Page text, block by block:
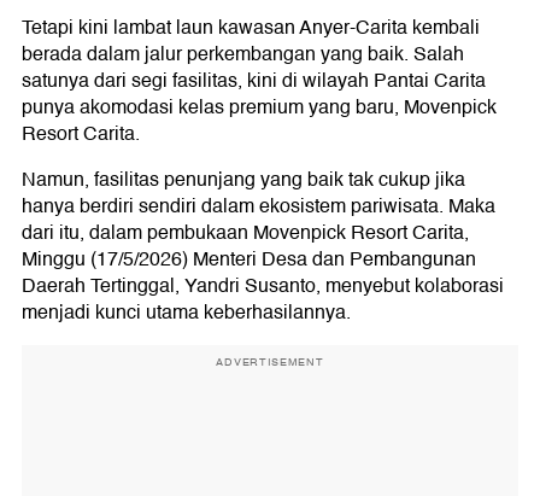
Tetapi kini lambat laun kawasan Anyer-Carita kembali
berada dalam jalur perkembangan yang baik. Salah
satunya dari segi fasilitas, kini di wilayah Pantai Carita
punya akomodasi kelas premium yang baru, Movenpick
Resort Carita.
Namun, fasilitas penunjang yang baik tak cukup jika
hanya berdiri sendiri dalam ekosistem pariwisata. Maka
dari itu, dalam pembukaan Movenpick Resort Carita,
Minggu (17/5/2026) Menteri Desa dan Pembangunan
Daerah Tertinggal, Yandri Susanto, menyebut kolaborasi
menjadi kunci utama keberhasilannya.
ADVERTISEMENT